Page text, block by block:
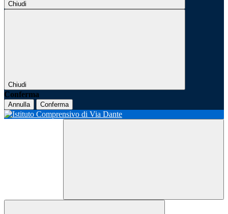
Chiudi
Chiudi
Conferma
Annulla Conferma